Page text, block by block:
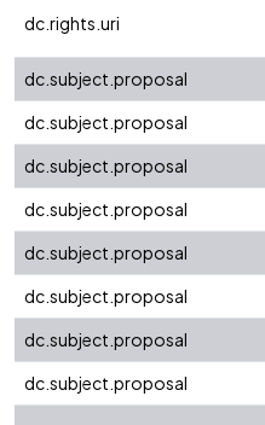
dc.rights.uri
dc.subject.proposal
dc.subject.proposal
dc.subject.proposal
dc.subject.proposal
dc.subject.proposal
dc.subject.proposal
dc.subject.proposal
dc.subject.proposal